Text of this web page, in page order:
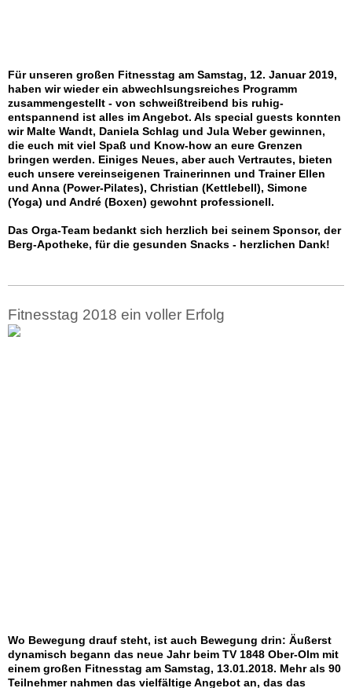
Für unseren großen Fitnesstag am Samstag, 12. Januar 2019,
haben wir wieder ein abwechlsungsreiches Programm
zusammengestellt - von schweißtreibend bis ruhig-
entspannend ist alles im Angebot. Als special guests konnten
wir Malte Wandt, Daniela Schlag und Jula Weber gewinnen,
die euch mit viel Spaß und Know-how an eure Grenzen
bringen werden. Einiges Neues, aber auch Vertrautes, bieten
euch unsere vereinseigenen Trainerinnen und Trainer Ellen
und Anna (Power-Pilates), Christian (Kettlebell), Simone
(Yoga) und André (Boxen) gewohnt professionell.
Das Orga-Team bedankt sich herzlich bei seinem Sponsor, der
Berg-Apotheke, für die gesunden Snacks - herzlichen Dank!
Fitnesstag 2018 ein voller Erfolg
Wo Bewegung drauf steht, ist auch Bewegung drin: Äußerst
dynamisch begann das neue Jahr beim TV 1848 Ober-Olm mit
einem großen Fitnesstag am Samstag, 13.01.2018. Mehr als 90
Teilnehmer nahmen das vielfältige Angebot an, das das